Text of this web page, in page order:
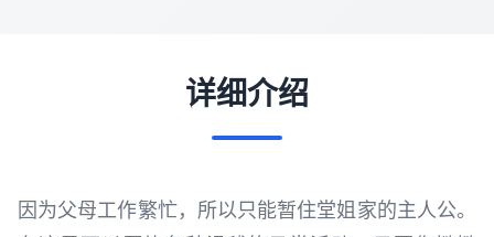
详细介绍
因为父母工作繁忙，所以只能暂住堂姐家的主人公。